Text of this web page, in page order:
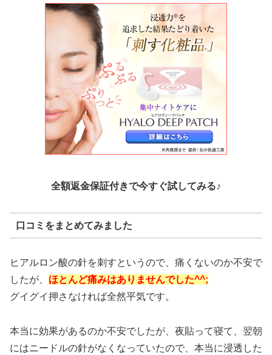
全額返金保証付きで今すぐ試してみる♪
口コミをまとめてみました
ヒアルロン酸の針を刺すというので、痛くないのか不安で
したが、 ほとんど痛みはありませんでした^^;
グイグイ押さなければ全然平気です。
本当に効果があるのか不安でしたが、夜貼って寝て、翌朝
にはニードルの針がなくなっていたので、本当に浸透した